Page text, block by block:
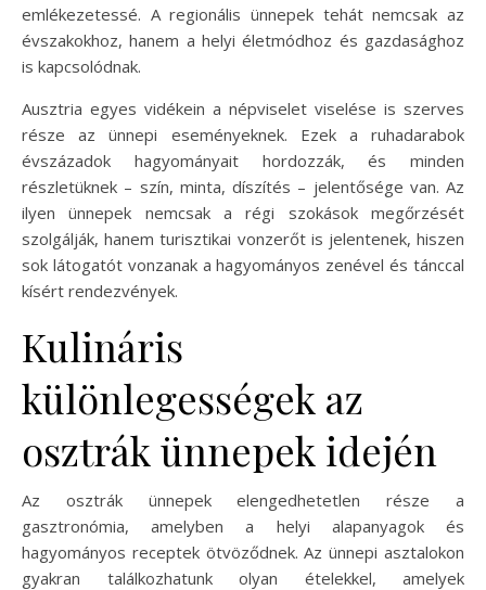
emlékezetessé. A regionális ünnepek tehát nemcsak az
évszakokhoz, hanem a helyi életmódhoz és gazdasághoz
is kapcsolódnak.
Ausztria egyes vidékein a népviselet viselése is szerves
része az ünnepi eseményeknek. Ezek a ruhadarabok
évszázadok hagyományait hordozzák, és minden
részletüknek – szín, minta, díszítés – jelentősége van. Az
ilyen ünnepek nemcsak a régi szokások megőrzését
szolgálják, hanem turisztikai vonzerőt is jelentenek, hiszen
sok látogatót vonzanak a hagyományos zenével és tánccal
kísért rendezvények.
Kulináris
különlegességek az
osztrák ünnepek idején
Az osztrák ünnepek elengedhetetlen része a
gasztronómia, amelyben a helyi alapanyagok és
hagyományos receptek ötvöződnek. Az ünnepi asztalokon
gyakran találkozhatunk olyan ételekkel, amelyek